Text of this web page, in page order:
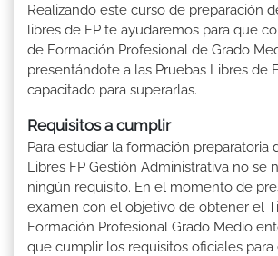
Realizando este curso de preparación
libres de FP te ayudaremos para que
de Formación Profesional de Grado
presentándote a las Pruebas Libres de
capacitado para superarlas.
Requisitos a cumplir
Para estudiar la formación preparatoria
Libres FP Gestión Administrativa no se
ningún requisito. En el momento de
examen con el objetivo de obtener el
Formación Profesional Grado Medio
que cumplir los requisitos oficiales